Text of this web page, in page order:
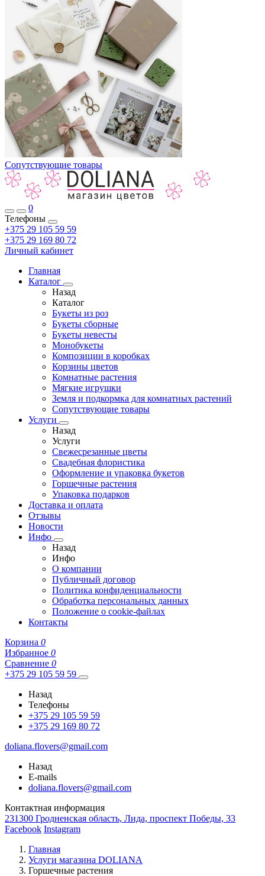
Сопутствующие товары
0
Телефоны
+375 29 105 59 59
+375 29 169 80 72
Личный кабинет
Главная
Каталог
Назад
Каталог
Букеты из роз
Букеты сборные
Букеты невесты
Монобукеты
Композиции в коробках
Корзины цветов
Комнатные растения
Мягкие игрушки
Земля и подкормка для комнатных растений
Сопутствующие товары
Услуги
Назад
Услуги
Свежесрезанные цветы
Свадебная флористика
Оформление и упаковка букетов
Горшечные растения
Упаковка подарков
Доставка и оплата
Отзывы
Новости
Инфо
Назад
Инфо
О компании
Публичный договор
Политика конфиденциальности
Обработка персональных данных
Положение о cookie-файлах
Контакты
Корзина 0
Избранное 0
Сравнение 0
+375 29 105 59 59
Назад
Телефоны
+375 29 105 59 59
+375 29 169 80 72
doliana.flovers@gmail.com
Назад
E-mails
doliana.flovers@gmail.com
Контактная информация
231300 Гродненская область, Лида, проспект Победы, 33
Facebook Instagram
Главная
Услуги магазина DOLIANA
Горшечные растения